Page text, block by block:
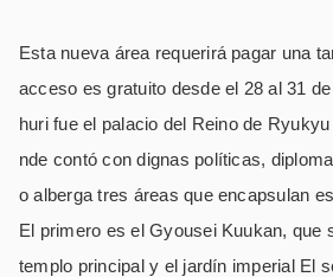
Esta nueva área requerirá pagar una
acceso es gratuito desde el 28 al 31
huri fue el palacio del Reino de
nde contó con dignas políticas,
o alberga tres áreas que encapsulan
El primero es el Gyousei Kuukan, que
templo principal y el jardín imperial El